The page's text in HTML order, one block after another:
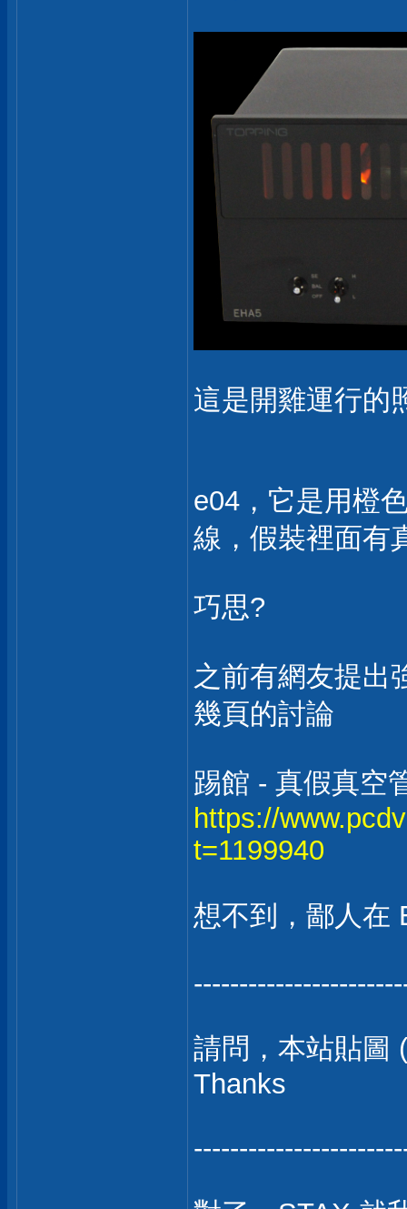
這是開雞運行的
e04，它是用橙
線，假裝裡面有
巧思?
之前有網友提出
幾頁的討論
踢館 - 真假真空
https://
t=1199940
想不到，鄙人在
請問，本站貼圖
Thanks